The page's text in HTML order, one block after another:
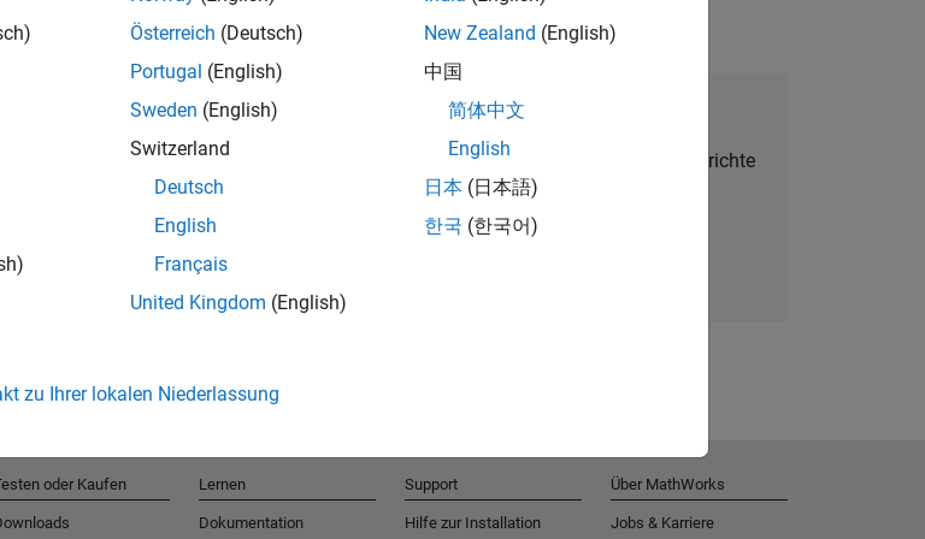
Talent Network beitreten
Erhalten Sie personalisierte Stellenangebote, Berichte
und Unternehmensneuigkeiten.
Österreich (Deutsch)
Portugal (English)
Sweden (English)
Switzerland
Deutsch
English
Français
United Kingdom (English)
New Zealand (English)
中国
简体中文
English
日本 (日本語)
한국 (한국어)
zu Ihrer lokalen Niederlassung
oder Kaufen Lernen
Dokumentation
Support
Hilfe zur Installation
Über MathWorks
Jobs & Karriere